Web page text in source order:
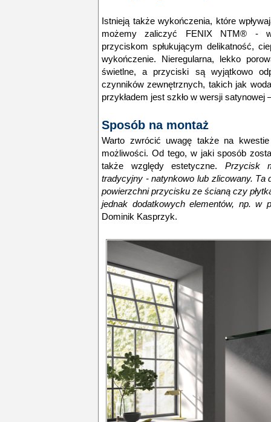
Istnieją także wykończenia, które
możemy zaliczyć FENIX NTM® -
przyciskom spłukującym delikatność,
wykończenie. Nieregularna, lekko
świetlne, a przyciski są wyjątkowo
czynników zewnętrznych, takich jak
przykładem jest szkło w wersji
Sposób na montaż
Warto zwrócić uwagę także na
możliwości. Od tego, w jaki sposób
także względy estetyczne. Przycisk
tradycyjny - natynkowo lub zlicowany. Ta
powierzchni przycisku ze ścianą czy
jednak dodatkowych elementów, np.
Dominik Kasprzyk.